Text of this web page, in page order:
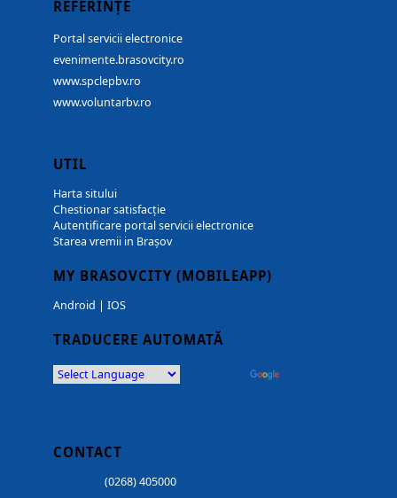
REFERINȚE
Portal servicii electronice
evenimente.brasovcity.ro
www.spclepbv.ro
www.voluntarbv.ro
UTIL
Harta sitului
Chestionar satisfacție
Autentificare portal servicii electronice
Starea vremii in Brașov
MY BRASOVCITY (MOBILEAPP)
Android | IOS
TRADUCERE AUTOMATĂ
CONTACT
(0268) 405000